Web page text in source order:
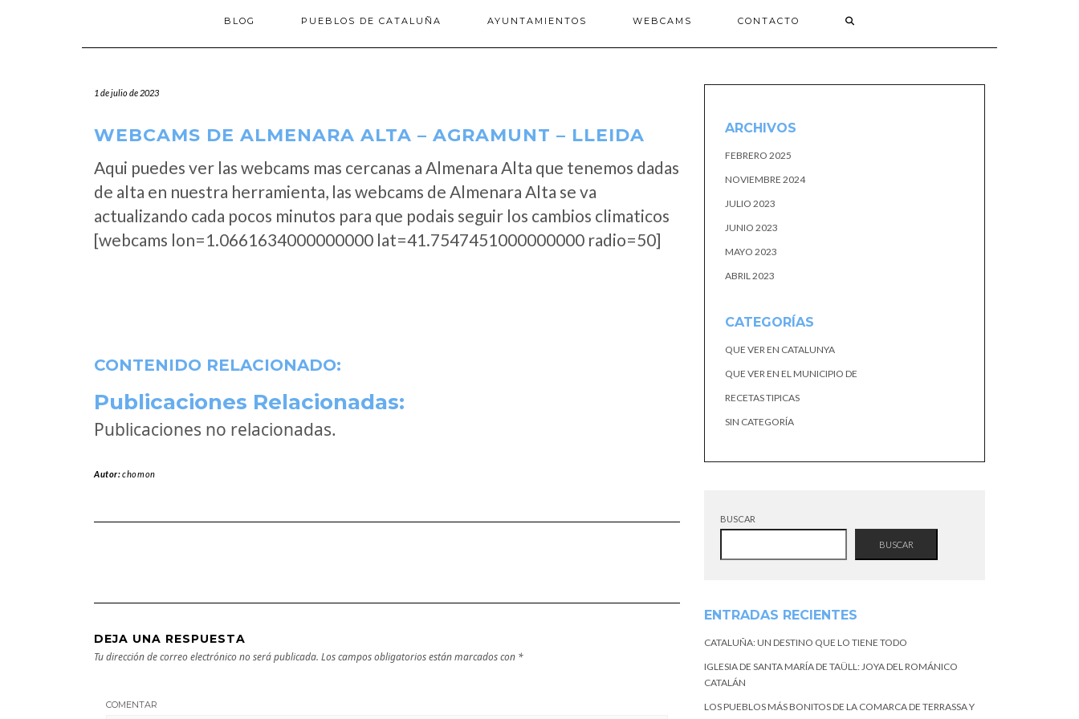
BLOG PUEBLOS DE CATALUÑA AYUNTAMIENTOS WEBCAMS CONTACTO
1 de julio de 2023
WEBCAMS DE ALMENARA ALTA – AGRAMUNT – LLEIDA
Aqui puedes ver las webcams mas cercanas a Almenara Alta que tenemos dadas
de alta en nuestra herramienta, las webcams de Almenara Alta se va
actualizando cada pocos minutos para que podais seguir los cambios climaticos
[webcams lon=1.0661634000000000 lat=41.7547451000000000 radio=50]
CONTENIDO RELACIONADO:
Publicaciones Relacionadas:
Publicaciones no relacionadas.
Autor:chomon
DEJA UNA RESPUESTA
Tu dirección de correo electrónico no será publicada. Los campos obligatorios están marcados con *
COMENTAR
ARCHIVOS
FEBRERO 2025
NOVIEMBRE 2024
JULIO 2023
JUNIO 2023
MAYO 2023
ABRIL 2023
CATEGORÍAS
QUE VER EN CATALUNYA
QUE VER EN EL MUNICIPIO DE
RECETAS TIPICAS
SIN CATEGORÍA
BUSCAR
BUSCAR
ENTRADAS RECIENTES
CATALUÑA: UN DESTINO QUE LO TIENE TODO
IGLESIA DE SANTA MARÍA DE TAÜLL: JOYA DEL ROMÁNICO
CATALÁN
LOS PUEBLOS MÁS BONITOS DE LA COMARCA DE TERRASSA Y